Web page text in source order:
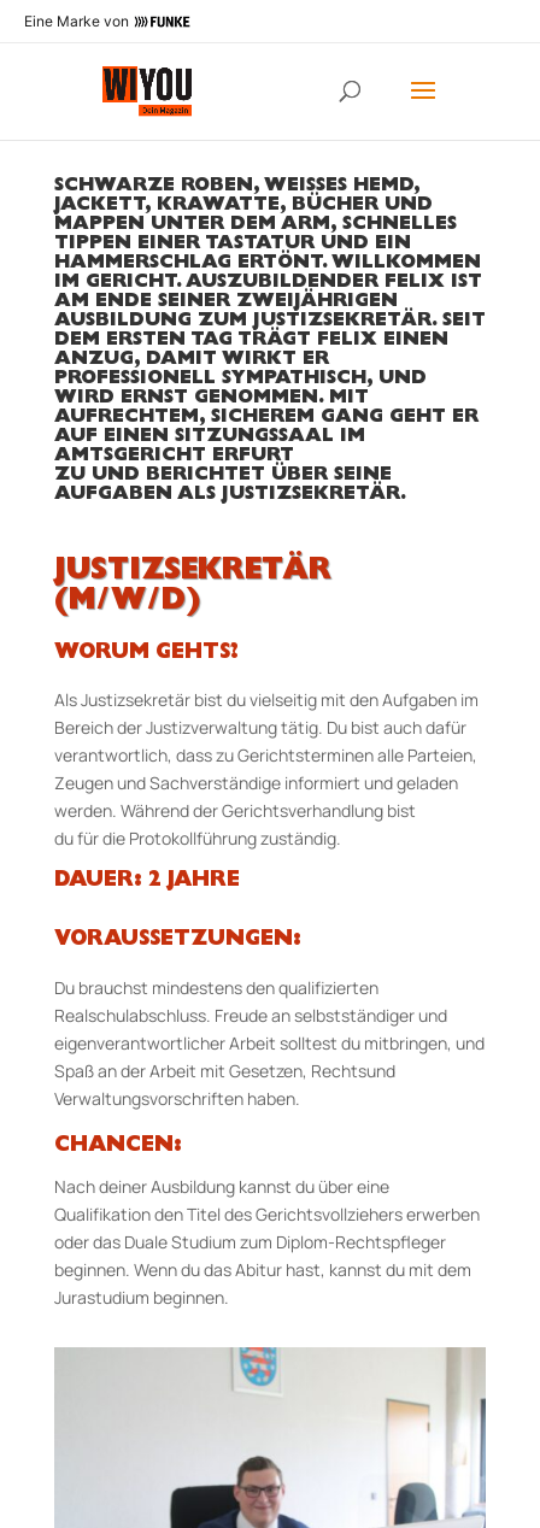
Eine Marke von
JUSTIZSEKRETÄR AUS LEIDENSCHAFT
SCHWARZE ROBEN, WEISSES HEMD, J
ACKETT, KRAWATTE, BÜCHER UND M
APPEN UNTER DEM ARM, SCHNELLES T
IPPEN EINER TASTATUR UND EIN H
AMMERSCHLAG ERTÖNT. WILLKOMMEN I
M GERICHT. AUSZUBILDENDER FELIX IST A
M ENDE SEINER ZWEIJÄHRIGEN A
USBILDUNG ZUM JUSTIZSEKRETÄR. SEIT D
EM ERSTEN TAG TRÄGT FELIX EINEN A
NZUG, DAMIT WIRKT ER P
ROFESSIONELL SYMPATHISCH, UND W
IRD ERNST GENOMMEN. MIT A
UFRECHTEM, SICHEREM GANG GEHT ER A
UF EINEN SITZUNGSSAAL IM A
MTSGERICHT ERFURT
ZU UND BERICHTET ÜBER SEINE
AUFGABEN ALS JUSTIZSEKRETÄR.
JUSTIZSEKRETÄR
(M/W/D)
WORUM GEHTS?
Als Justizsekretär bist du vielseitig mit den Aufgaben im
Bereich der Justizverwaltung tätig. Du bist auch dafür
verantwortlich, dass zu Gerichtsterminen alle Parteien,
Zeugen und Sachverständige informiert und geladen
werden. Während der Gerichtsverhandlung bist
du für die Protokollführung zuständig.
DAUER: 2 JAHRE
VORAUSSETZUNGEN:
Du brauchst mindestens den qualifizierten
Realschulabschluss. Freude an selbstständiger und
eigenverantwortlicher Arbeit solltest du mitbringen, und
Spaß an der Arbeit mit Gesetzen, Rechtsund
Verwaltungsvorschriften haben.
CHANCEN:
Nach deiner Ausbildung kannst du über eine
Qualifikation den Titel des Gerichtsvollziehers erwerben
oder das Duale Studium zum Diplom-Rechtspfleger
beginnen. Wenn du das Abitur hast, kannst du mit dem
Jurastudium beginnen.